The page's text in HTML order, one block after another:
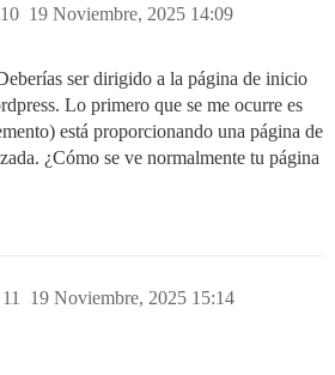
19 Noviembre, 2025 14:09
10
ser dirigido a la página de inicio
Lo primero que se me ocurre es
está proporcionando una página de
¿Cómo se ve normalmente tu página
19 Noviembre, 2025 15:14
11